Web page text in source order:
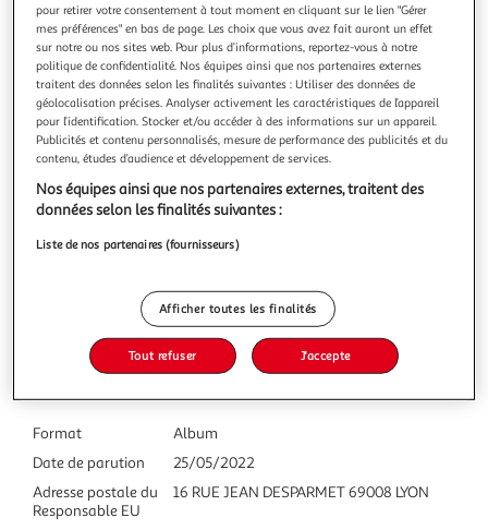
LA MAITRESSE QUI N'AIMAIT PAS LES ELEVES, La
Croix Séverine de
Comment être heureuse quand on est une maîtresse mais
qu'on n'aime pas les élèves ? Surtout quand on en a 28
dans sa alte ! Et si la solution, c'était tout simplement de
s'en débarrasser ? Facile à dire mais pas facile à
faire...Auteur : La Croix Séverine deEditeur : SPLASHDate de
parution : 07/09/2
En savoir +
Vous voulez connaître le prix de ce produit ?
Afficher le prix
Caractéristiques
Format
Album
Date de parution
25/05/2022
Adresse postale du
Responsable EU
16 RUE JEAN DESPARMET 69008 LYON
pour retirer votre consentement à tout moment en cliquant sur le lien "Gérer
mes préférences" en bas de page. Les choix que vous avez fait auront un effet
sur notre ou nos sites web. Pour plus d’informations, reportez-vous à notre
politique de confidentialité. Nos équipes ainsi que nos partenaires externes
traitent des données selon les finalités suivantes : Utiliser des données de
géolocalisation précises. Analyser activement les caractéristiques de l’appareil
pour l’identification. Stocker et/ou accéder à des informations sur un appareil.
Publicités et contenu personnalisés, mesure de performance des publicités et du
contenu, études d’audience et développement de services.
Nos équipes ainsi que nos partenaires externes, traitent des
données selon les finalités suivantes :
Liste de nos partenaires (fournisseurs)
Afficher toutes les finalités
Tout refuser J'accepte